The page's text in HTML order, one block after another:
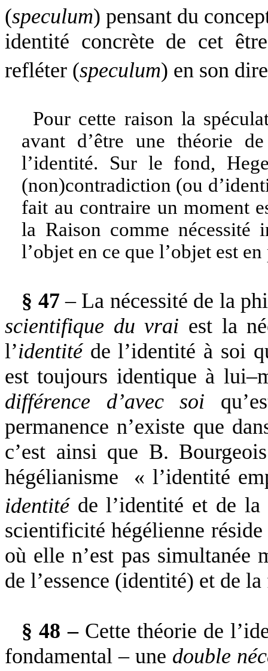
(speculum) pensant du
identité concrète de cet
refléter (speculum) en son
Pour cette raison la
avant d’être une théorie
l’identité. Sur le fond,
(non)contradiction (ou
fait au contraire un moment
la Raison comme nécessité
l’objet en ce que l’objet est
§ 47– La nécessité de la
scientifique du vrai est la
l’identitéde l’identité à soi
est toujours identique à
différence d’avec soi
permanence n’existe que
c’est ainsi que B.
hégélianisme
« l’identité
identitéde l’identité et de la
scientificité hégélienne
où elle n’est pas simultanée
de l’essence (identité) et de
§ 48 –Cette théorie de
fondamental – une double